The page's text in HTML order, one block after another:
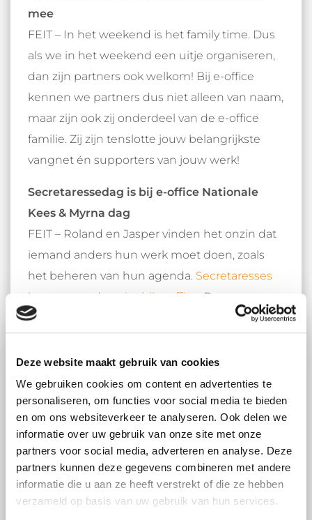
Deze website maakt gebruik van cookies
We gebruiken cookies om content en advertenties te
personaliseren, om functies voor social media te bieden
en om ons websiteverkeer te analyseren. Ook delen we
informatie over uw gebruik van onze site met onze
partners voor social media, adverteren en analyse. Deze
partners kunnen deze gegevens combineren met andere
informatie die u aan ze heeft verstrekt of die ze hebben
verzameld op basis van uw gebruik van hun services.
mee
FEIT – In het weekend is het family time. Dus
als we in het weekend een uitje organiseren,
dan zijn partners ook welkom! Bij e-office
kennen we partners dus niet alleen van naam,
maar zijn ook zij onderdeel van de e-office
familie. Zij zijn tenslotte jouw belangrijkste
vangnet én supporters van jouw werk!
Secretaressedag is bij e-office Nationale
Kees & Myrna dag
FEIT – Roland en Jasper vinden het onzin dat
iemand anders hun werk moet doen, zoals
het beheren van hun agenda. Secretaresses
kennen we dus niet bij e-office.
Daarom
hebben we secretaressedag omgedoopt tot
zorgen namelijk voor ons allemaal. Zij zijn
letterlijk de lijm die ons bij elkaar houdt. Een
erg belangrijke rol volgens ons! Daarom
hebben zij een eigen dag verdiend.
Zolang je kijkt naar de kracht van mensen en
daar je organisatie omheen bouwt, is succes
in onze ogen gegarandeerd. Put people first